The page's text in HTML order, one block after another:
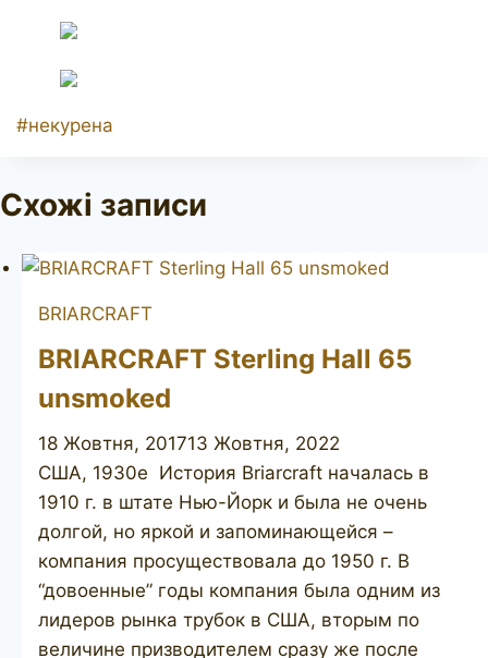
Позначки
#некурена
Схожі записи
BRIARCRAFT
BRIARCRAFT Sterling Hall 65
unsmoked
18 Жовтня, 201713 Жовтня, 2022
США, 1930е История Briarcraft началась в
1910 г. в штате Нью-Йорк и была не очень
долгой, но яркой и запоминающейся –
компания просуществовала до 1950 г. В
“довоенные” годы компания была одним из
лидеров рынка трубок в США, вторым по
величине призводителем сразу же после